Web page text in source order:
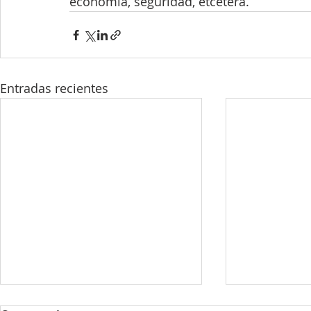
Entradas recientes